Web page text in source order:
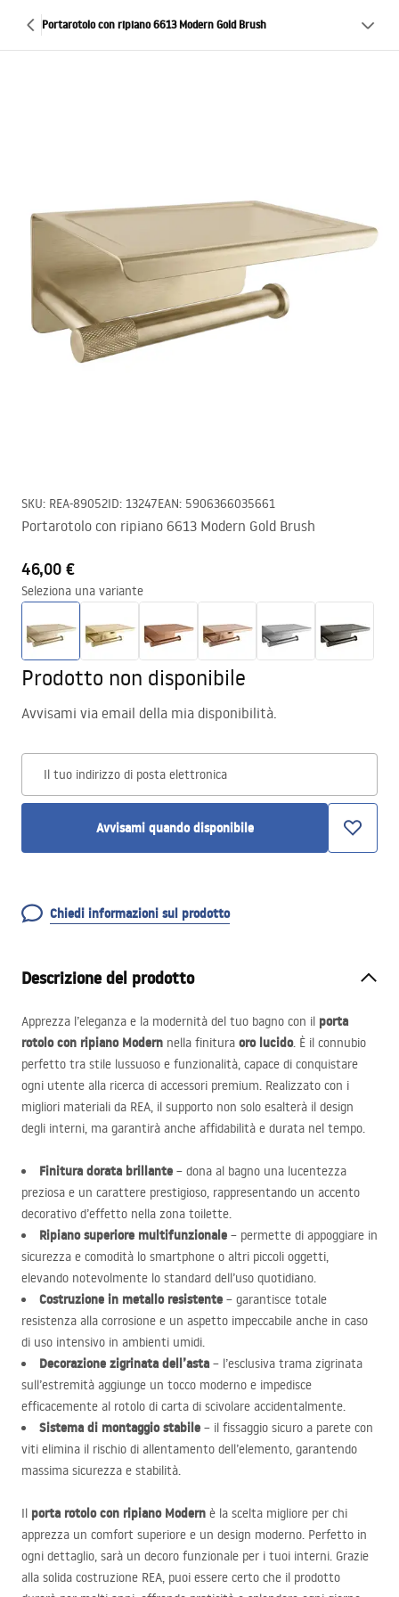
Portarotolo con ripiano 6613 Modern Gold Brush
SKU: REA-89052ID: 13247EAN: 5906366035661
Portarotolo con ripiano 6613 Modern Gold Brush
46,00 €
Seleziona una variante
Prodotto non disponibile
Avvisami via email della mia disponibilità.
Il tuo indirizzo di posta elettronica
Avvisami quando disponibile
Chiedi informazioni sul prodotto
Descrizione del prodotto
Apprezza l’eleganza e la modernità del tuo bagno con il porta
rotolo con ripiano Modern nella finitura oro lucido. È il connubio
perfetto tra stile lussuoso e funzionalità, capace di conquistare
ogni utente alla ricerca di accessori premium. Realizzato con i
migliori materiali da REA, il supporto non solo esalterà il design
degli interni, ma garantirà anche affidabilità e durata nel tempo.
Finitura dorata brillante – dona al bagno una lucentezza
preziosa e un carattere prestigioso, rappresentando un accento
decorativo d’effetto nella zona toilette.
Ripiano superiore multifunzionale – permette di appoggiare in
sicurezza e comodità lo smartphone o altri piccoli oggetti,
elevando notevolmente lo standard dell’uso quotidiano.
Costruzione in metallo resistente – garantisce totale
resistenza alla corrosione e un aspetto impeccabile anche in caso
di uso intensivo in ambienti umidi.
Decorazione zigrinata dell’asta – l’esclusiva trama zigrinata
sull’estremità aggiunge un tocco moderno e impedisce
efficacemente al rotolo di carta di scivolare accidentalmente.
Sistema di montaggio stabile – il fissaggio sicuro a parete con
viti elimina il rischio di allentamento dell’elemento, garantendo
massima sicurezza e stabilità.
Il porta rotolo con ripiano Modern è la scelta migliore per chi
apprezza un comfort superiore e un design moderno. Perfetto in
ogni dettaglio, sarà un decoro funzionale per i tuoi interni. Grazie
alla solida costruzione REA, puoi essere certo che il prodotto